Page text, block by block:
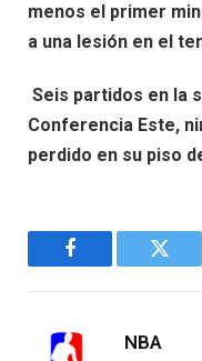
menos el primer
a una lesión en el
Seis partidos en la
Conferencia Este,
perdido en su piso
Facebook
NBA